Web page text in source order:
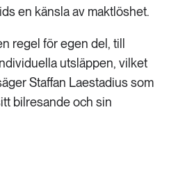
en känsla av maktlöshet.
regel för egen del, till
utsläppen, vilket
Staffan Laestadius som
bilresande och sin